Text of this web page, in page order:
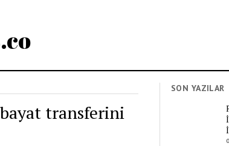
transferini
SON YAZILAR